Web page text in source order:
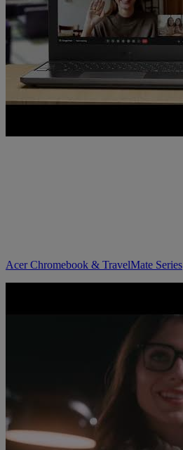
Acer Chromebook & TravelMate Series